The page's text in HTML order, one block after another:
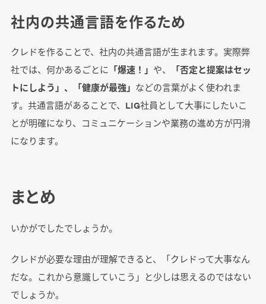
社内の共通言語を作るため
クレドを作ることで、社内の共通言語が生まれます。実際弊
社では、何かあるごとに 「爆速！」 や、
「否定と提案はセッ
トにしよう」、「健康が最強」 などの言葉がよく使われま
す。共通言語があることで、LIG社員として大事にしたいこ
とが明確になり、コミュニケーションや業務の進め方が円滑
になります。
まとめ
いかがでしたでしょうか。
クレドが必要な理由が理解できると、「クレドって大事なん
だな。これから意識していこう」と少しは思えるのではない
でしょうか。